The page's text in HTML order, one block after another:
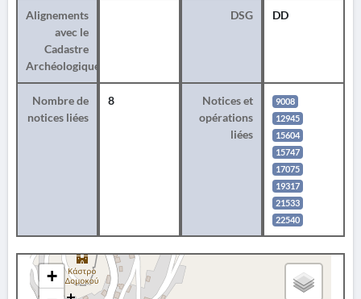
Alignements
avec le
Cadastre
Archéologique
DSG DD
Nombre de
notices liées
8
Notices et
opérations
liées
9008
12945
15604
15747
17075
19317
21533
22540
+